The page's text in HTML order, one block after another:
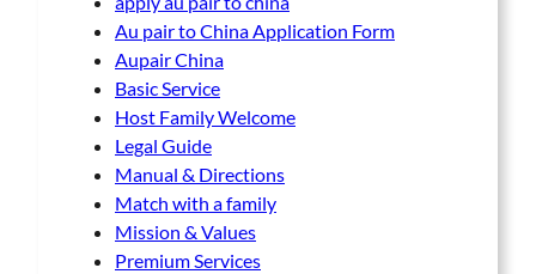
Au pair to China Application Form
Aupair China
Basic Service
Host Family Welcome
Legal Guide
Manual & Directions
Match with a family
Mission & Values
Premium Services